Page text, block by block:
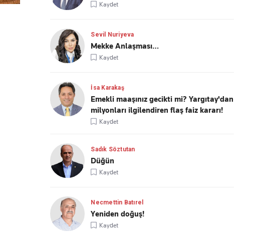
Kaydet
Sevil Nuriyeva
Mekke Anlaşması…
Kaydet
İsa Karakaş
Emekli maaşınız gecikti mi? Yargıtay'dan
milyonları ilgilendiren flaş faiz kararı!
Kaydet
Sadık Söztutan
Düğün
Kaydet
Necmettin Batırel
Yeniden doğuş!
Kaydet